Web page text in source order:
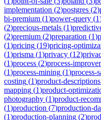
implementation (2)postgres (2)
bi-premium (1)power-query (1
(2)precious-metals (1)
(2)premium (2)preparation (1)
(1)pricing (19)pricing-
(1)prisma (1)privacy (12)
(1)process (2)process-
(1)process-mining (1)process-
costing (1)product-descriptions
mapping (1)product-
photography (1)product-
(1)production (7)production-
(1)production-planning (2)